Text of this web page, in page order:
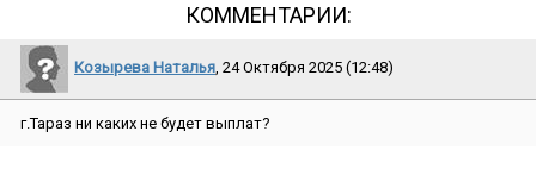
КОММЕНТАРИИ:
Козырева Наталья, 24 Октября 2025 (12:48)
г.Тараз ни каких не будет выплат?